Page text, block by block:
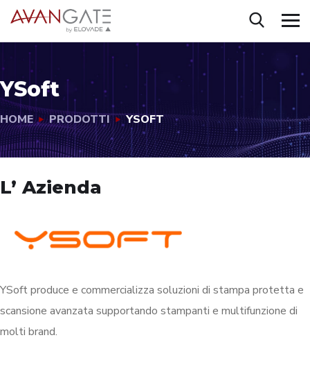
YSoft
HOME PRODOTTI YSOFT
L’ Azienda
YSoft produce e commercializza soluzioni di stampa protetta e
scansione avanzata supportando stampanti e multifunzione di
molti brand.